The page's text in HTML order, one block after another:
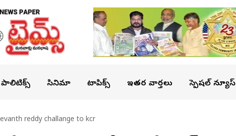
పాలిటిక్స్ సినిమా టాపిక్స్ ఇతర వార్తలు స్పెషల్ న్యూస్
reddy challange to kcr